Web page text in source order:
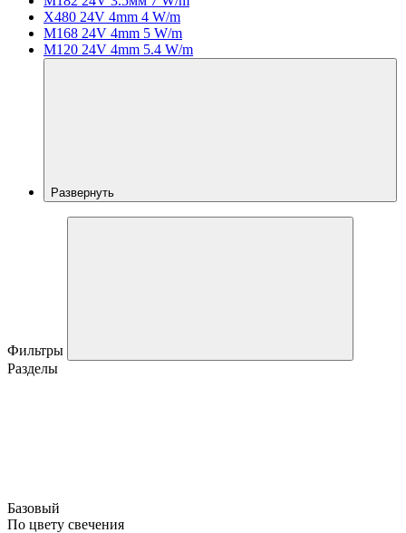
X480 24V 4mm 4 W/m
M168 24V 4mm 5 W/m
M120 24V 4mm 5.4 W/m
Развернуть
Фильтры
Разделы
Базовый
По цвету свечения